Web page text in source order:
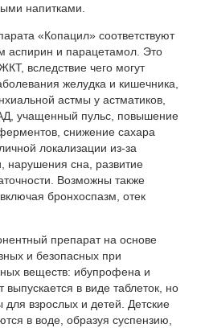
напитками.
«Копацил» соответствуют
аспирин и парацетамол. Это
вследствие чего могут
желудка и кишечника,
астмы у астматиков,
учащенный пульс, повышение
снижение сахара
локализации из-за
нарушения сна, развитие
Возможны также
бронхоспазм, отек
препарат на основе
и безопасных при
веществ: ибупрофена и
в виде таблеток, но
взрослых и детей. Детские
в воде, образуя суспензию,